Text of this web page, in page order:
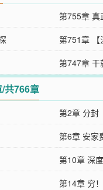
第755章 真
第751章 【
第747章 干
共766章
第2章 分封
第6章 安家
第10章 深
第14章 穷！